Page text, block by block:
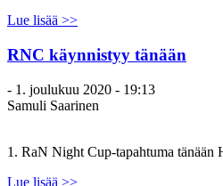
Lue lisää >>
RNC käynnistyy tänään
- 1. joulukuu 2020 - 19:13
Samuli Saarinen
1. RaN Night Cup-tapahtuma
Lue lisää >>